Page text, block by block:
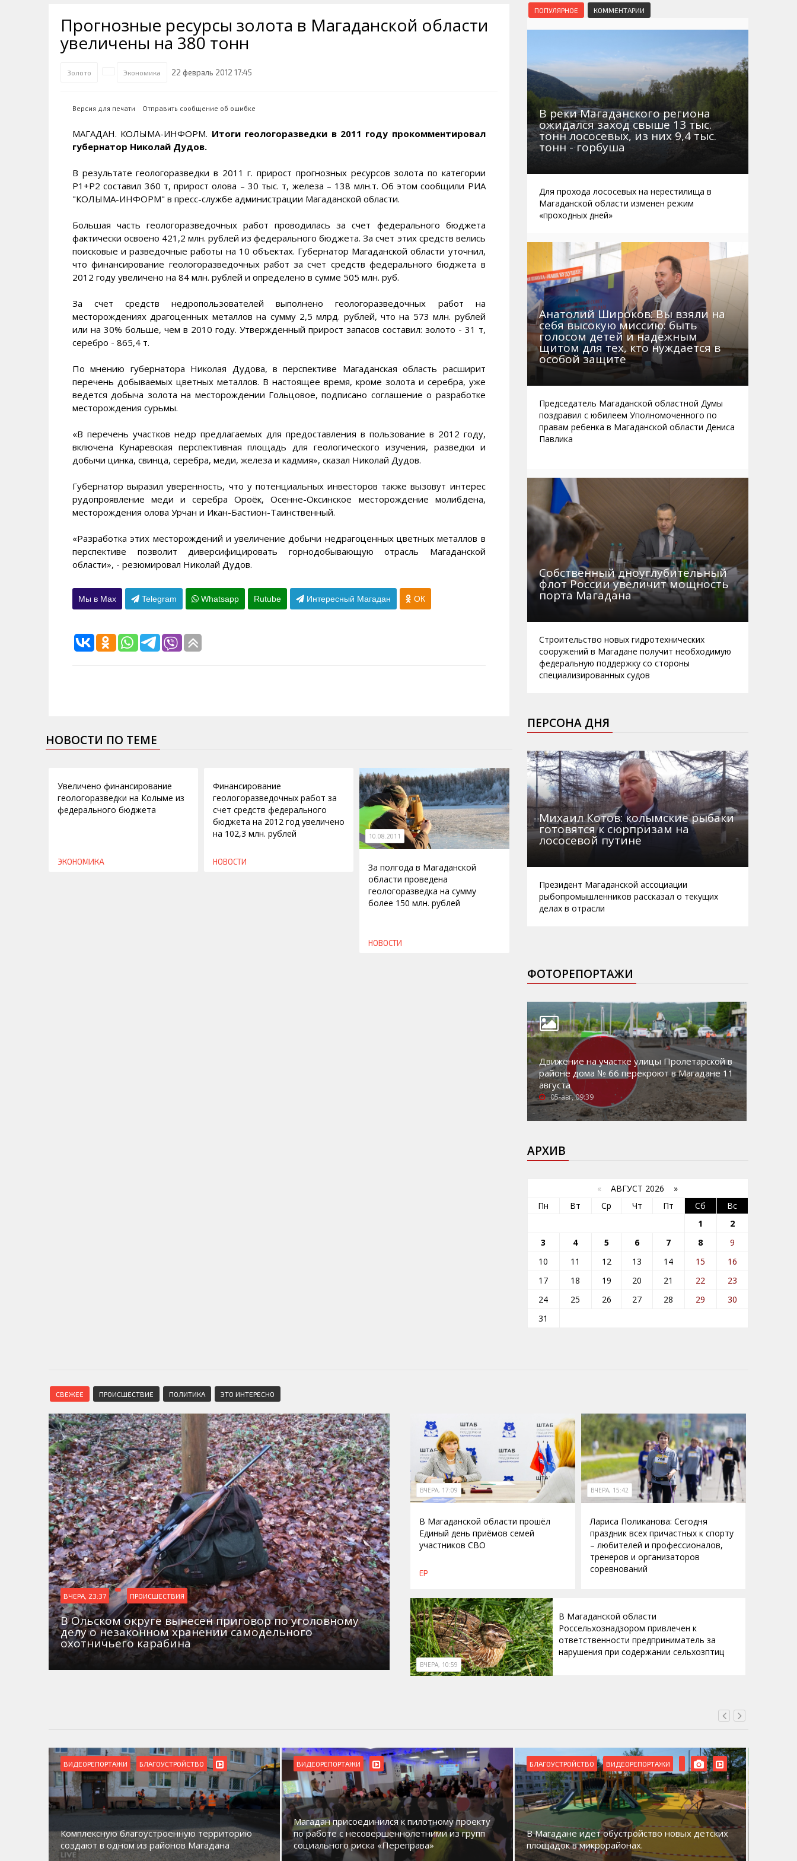
Их надо знать. Галерея славы
Колымы
Песни о Колыме
Хранители экрана. Заставки
Онлайн вебкамеры в Магадане
3D районы города
Маршруты. Улицы, остановки
Автобусы Магадан – Аэропорт
Таблица приливов отливов
Наркоте нет
Аэропорт Магадан
Полицейских не бить
Аварии ДТП
Визит
Благоустройство
Ипотека
Алименты
Косторезы Магадана
Мошенники
Интернет
Браконьеры
Прогнозные ресурсы золота в Магаданской области
увеличены на 380 тонн
Золото Экономика 22 февраль 2012 17:45
Версия для печати Отправить сообщение об ошибке
МАГАДАН. КОЛЫМА-ИНФОРМ. Итоги геологоразведки в 2011 году прокомментировал
губернатор Николай Дудов.
В результате геологоразведки в 2011 г. прирост прогнозных ресурсов золота по категории
Р1+Р2 составил 360 т, прирост олова – 30 тыс. т, железа – 138 млн.т. Об этом сообщили РИА
"КОЛЫМА-ИНФОРМ" в пресс-службе администрации Магаданской области.
Большая часть геологоразведочных работ проводилась за счет федерального бюджета
фактически освоено 421,2 млн. рублей из федерального бюджета. За счет этих средств велись
поисковые и разведочные работы на 10 объектах. Губернатор Магаданской области уточнил,
что финансирование геологоразведочных работ за счет средств федерального бюджета в
2012 году увеличено на 84 млн. рублей и определено в сумме 505 млн. руб.
За счет средств недропользователей выполнено геологоразведочных работ на
месторождениях драгоценных металлов на сумму 2,5 млрд. рублей, что на 573 млн. рублей
или на 30% больше, чем в 2010 году. Утвержденный прирост запасов составил: золото - 31 т,
серебро - 865,4 т.
По мнению губернатора Николая Дудова, в перспективе Магаданская область расширит
перечень добываемых цветных металлов. В настоящее время, кроме золота и серебра, уже
ведется добыча золота на месторождении Гольцовое, подписано соглашение о разработке
месторождения сурьмы.
«В перечень участков недр предлагаемых для предоставления в пользование в 2012 году,
включена Кунаревская перспективная площадь для геологического изучения, разведки и
добычи цинка, свинца, серебра, меди, железа и кадмия», сказал Николай Дудов.
Губернатор выразил уверенность, что у потенциальных инвесторов также вызовут интерес
рудопроявление меди и серебра Ороёк, Осенне-Оксинское месторождение молибдена,
месторождения олова Урчан и Икан-Бастион-Таинственный.
«Разработка этих месторождений и увеличение добычи недрагоценных цветных металлов в
перспективе позволит диверсифицировать горнодобывающую отрасль Магаданской
области», - резюмировал Николай Дудов.
Мы в Max Telegram Whatsapp Rutube Интересный Магадан ОК
НОВОСТИ ПО ТЕМЕ
Увеличено финансирование
геологоразведки на Колыме из
федерального бюджета
ЭКОНОМИКА
Финансирование
геологоразведочных работ за
счет средств федерального
бюджета на 2012 год увеличено
на 102,3 млн. рублей
НОВОСТИ
10.08.2011
За полгода в Магаданской
области проведена
геологоразведка на сумму
более 150 млн. рублей
НОВОСТИ
ПОПУЛЯРНОЕ КОММЕНТАРИИ
В реки Магаданского региона
ожидался заход свыше 13 тыс.
тонн лососевых, из них 9,4 тыс.
тонн - горбуша
Для прохода лососевых на нерестилища в
Магаданской области изменен режим
«проходных дней»
Анатолий Широков: Вы взяли на
себя высокую миссию: быть
голосом детей и надежным
щитом для тех, кто нуждается в
особой защите
Председатель Магаданской областной Думы
поздравил с юбилеем Уполномоченного по
правам ребенка в Магаданской области Дениса
Павлика
Собственный дноуглубительный
флот России увеличит мощность
порта Магадана
Строительство новых гидротехнических
сооружений в Магадане получит необходимую
федеральную поддержку со стороны
специализированных судов
ПЕРСОНА ДНЯ
Михаил Котов: колымские рыбаки
готовятся к сюрпризам на
лососевой путине
Президент Магаданской ассоциации
рыбопромышленников рассказал о текущих
делах в отрасли
ФОТОРЕПОРТАЖИ
Движение на участке улицы Пролетарской в
районе дома № 66 перекроют в Магадане 11
августа
05-авг, 09:39
АРХИВ
« АВГУСТ 2026 »
Пн
Вт Ср Чт Пт Сб
Вс
1
2
3
4 5 6 7 8
9
10
11 12 13 14 15
16
17
18 19 20 21 22
23
24
25 26 27 28 29
30
31
СВЕЖЕЕ ПРОИСШЕСТВИЕ ПОЛИТИКА ЭТО ИНТЕРЕСНО
ВЧЕРА, 23:37 ПРОИСШЕСТВИЯ
В Ольском округе вынесен приговор по уголовному
делу о незаконном хранении самодельного
охотничьего карабина
ВЧЕРА, 17:09
В Магаданской области прошёл
Единый день приёмов семей
участников СВО
ЕР
ВЧЕРА, 15:42
Лариса Поликанова: Сегодня
праздник всех причастных к спорту
– любителей и профессионалов,
тренеров и организаторов
соревнований
ВЧЕРА, 10:59
В Магаданской области
Россельхознадзором привлечен к
ответственности предприниматель за
нарушения при содержании сельхозптиц
ВИДЕОРЕПОРТАЖИ БЛАГОУСТРОЙСТВО
Комплексную благоустроенную территорию
создают в одном из районов Магадана
ВИДЕОРЕПОРТАЖИ
Магадан присоединился к пилотному проекту
по работе с несовершеннолетними из групп
социального риска «Переправа»
БЛАГОУСТРОЙСТВО ВИДЕОРЕПОРТАЖИ
В Магадане идет обустройство новых детских
площадок в микрорайонах.